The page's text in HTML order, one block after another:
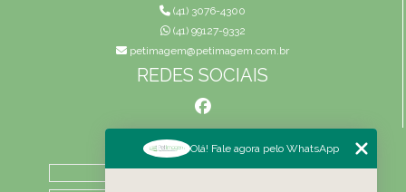
(41) 3076-4300
(41) 99127-9332
petimagem@petimagem.com.br
REDES SOCIAIS
MENU
HOME
Olá! Fale agora pelo WhatsApp